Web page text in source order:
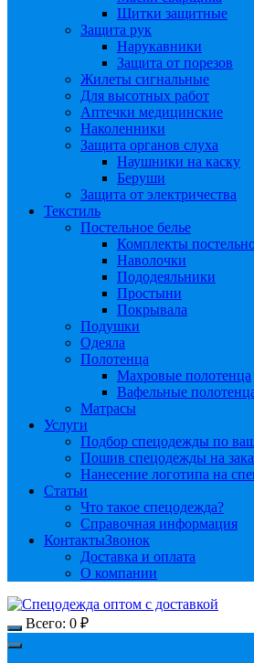
Щитки защитные
Защита рук
Нарукавники
Защита от порезов
Жилеты сигнальные
Для высотных работ
Аптечки медицинские
Наколенники
Защита органов слуха
Наушники на каску
Беруши
Защита от электричества
Текстиль
Постельное белье
Комплекты
Наволочки
Пододеяльники
Простыни
Покрывала
Подушки
Одеяла
Полотенца
Махровые полотенца
Вафельные
Матрасы
Услуги
Подбор спецодежды по
Пошив спецодежды на
Нанесение логотипа на
Статьи
Что такое спецодежда?
Справочная информация
КонтактыЗвонок
Доставка и оплата
О компании
Всего: 0 ₽